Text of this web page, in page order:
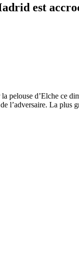
est
pelouse d’Elche ce
l’adversaire. La